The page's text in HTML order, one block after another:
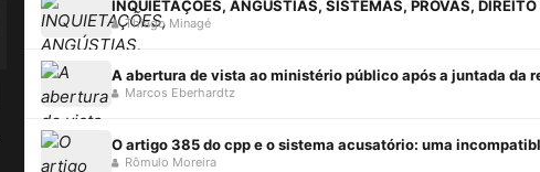
Thiago Minagé
A abertura de vista ao ministério público após a juntada da
Marcos Eberhardtz
O artigo 385 do cpp e o sistema acusatório: uma
Rômulo Moreira